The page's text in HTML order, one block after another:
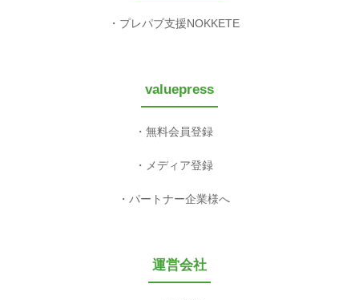
プレパブ支援NOKKETE
valuepress
無料会員登録
メディア登録
パートナー企業様へ
運営会社